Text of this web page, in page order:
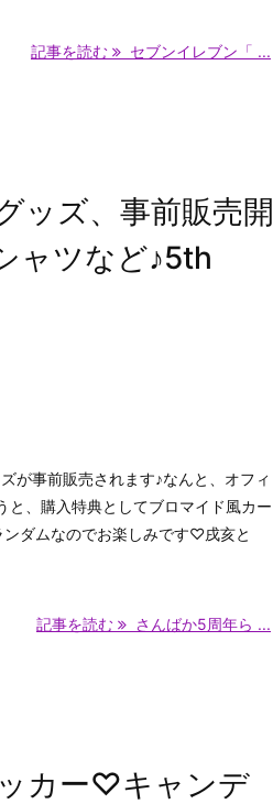
記事を読む セブンイレブン「 ...
ッズ、事前販売開
ャツなど♪5th
が事前販売されます♪なんと、オフィ
と、購入特典としてブロマイド風カー
ダムなのでお楽しみです♡戌亥と
記事を読む さんばか5周年ら ...
カー♡キャンデ